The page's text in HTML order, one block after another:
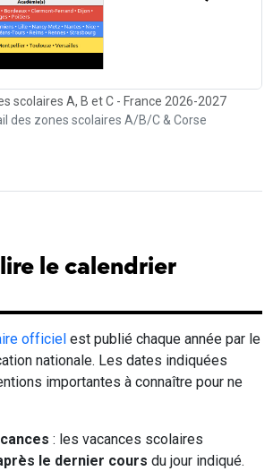
scolaires A, B et C - France 2026-2027
des zones scolaires A/B/C & Corse
le calendrier
officiel est publié chaque année par le
nationale. Les dates indiquées
importantes à connaître pour ne
: les vacances scolaires
le dernier cours du jour indiqué.